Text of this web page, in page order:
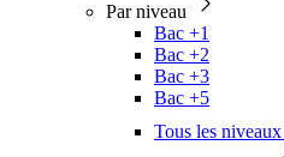
Par niveau
Bac +1
Bac +2
Bac +3
Bac +5
Tous les niveaux